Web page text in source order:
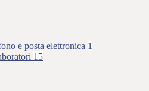
e posta elettronica 1
15